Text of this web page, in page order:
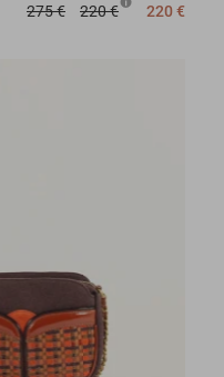
275 € 220 € 220 €